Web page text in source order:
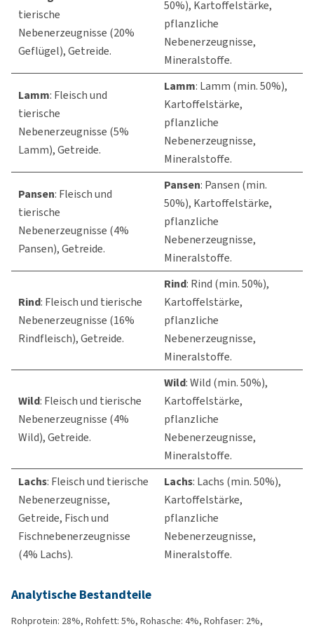
tierische
Nebenerzeugnisse (20%
Geflügel), Getreide.
50%), Kartoffelstärke,
pflanzliche
Nebenerzeugnisse,
Mineralstoffe.
Lamm: Fleisch und
tierische
Nebenerzeugnisse (5%
Lamm), Getreide.
Lamm: Lamm (min. 50%),
Kartoffelstärke,
pflanzliche
Nebenerzeugnisse,
Mineralstoffe.
Pansen: Fleisch und
tierische
Nebenerzeugnisse (4%
Pansen), Getreide.
Pansen: Pansen (min.
50%), Kartoffelstärke,
pflanzliche
Nebenerzeugnisse,
Mineralstoffe.
Rind: Fleisch und tierische
Nebenerzeugnisse (16%
Rindfleisch), Getreide.
Rind: Rind (min. 50%),
Kartoffelstärke,
pflanzliche
Nebenerzeugnisse,
Mineralstoffe.
Wild: Fleisch und tierische
Nebenerzeugnisse (4%
Wild), Getreide.
Wild: Wild (min. 50%),
Kartoffelstärke,
pflanzliche
Nebenerzeugnisse,
Mineralstoffe.
Lachs: Fleisch und tierische
Nebenerzeugnisse,
Getreide, Fisch und
Fischnebenerzeugnisse
(4% Lachs).
Lachs: Lachs (min. 50%),
Kartoffelstärke,
pflanzliche
Nebenerzeugnisse,
Mineralstoffe.
Analytische Bestandteile
Rohprotein: 28%, Rohfett: 5%, Rohasche: 4%, Rohfaser: 2%,